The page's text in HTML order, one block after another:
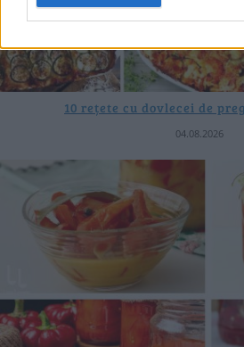
10 rețete cu dovlecei de
04.08.2026